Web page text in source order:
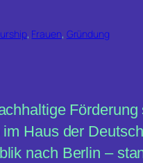
, Frauen, Gründung
Haus der
nach Berlin –